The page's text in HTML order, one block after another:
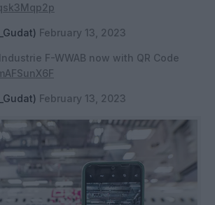
February 13, 2023
Industrie F-WWAB now with QR Code
February 13, 2023